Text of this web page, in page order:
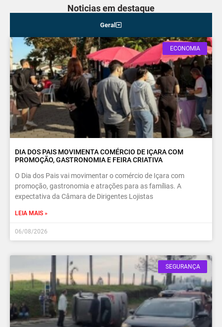
Noticias em destaque
Geral
ECONOMIA
DIA DOS PAIS MOVIMENTA COMÉRCIO DE IÇARA COM
PROMOÇÃO, GASTRONOMIA E FEIRA CRIATIVA
O Dia dos Pais vai movimentar o comércio de Içara com
promoção, gastronomia e atrações para as famílias. A
expectativa da Câmara de Dirigentes Lojistas
LEIA MAIS »
06/08/2026
SEGURANÇA